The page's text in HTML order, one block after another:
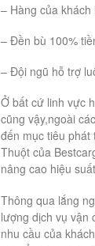
– Hàng của
– Đền bù 100%
– Đội ngũ hỗ trợ
Ở bất cứ linh vực
cũng vậy,ngoài
đến mục tiêu phát
Thuột của
nâng cao hiệu
Thông qua lắng
lượng dịch vụ vận
nhu cầu của